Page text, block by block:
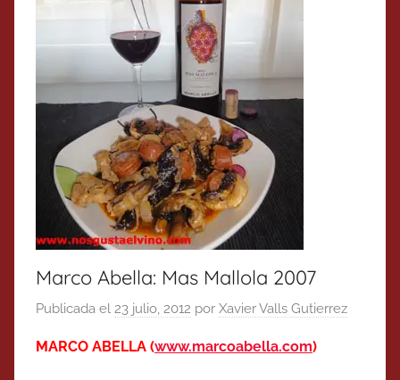
Marco Abella: Mas Mallola 2007
Publicada el 23 julio, 2012 por Xavier Valls Gutierrez
MARCO ABELLA (www.marcoabella.com)